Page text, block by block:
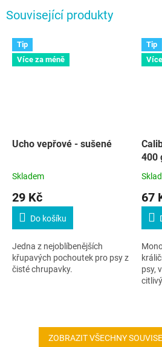
Související produkty
Tip
Více za méně
Ucho vepřové - sušené
Skladem
29 Kč
Do košíku
Jedna z nejoblíbenějších
křupavých pochoutek pro psy z
čisté chrupavky.
Tip
400
67
psy,
ZOBRAZIT VŠECHNY